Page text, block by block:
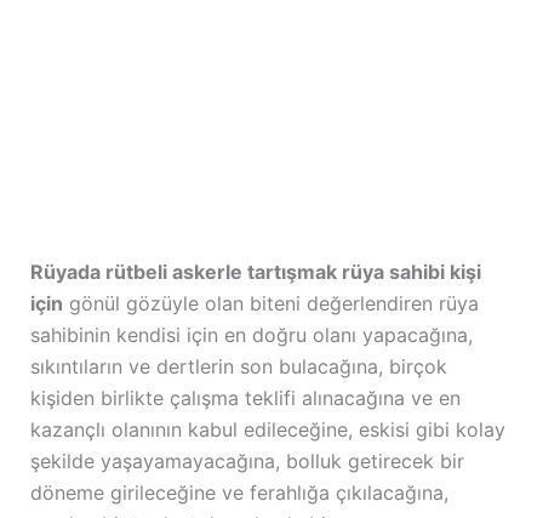
Rüyada rütbeli askerle tartışmak rüya sahibi kişi
için gönül gözüyle olan biteni değerlendiren rüya
sahibinin kendisi için en doğru olanı yapacağına,
sıkıntıların ve dertlerin son bulacağına, birçok
kişiden birlikte çalışma teklifi alınacağına ve en
kazançlı olanının kabul edileceğine, eskisi gibi kolay
şekilde yaşayamayacağına, bolluk getirecek bir
döneme girileceğine ve ferahlığa çıkılacağına,